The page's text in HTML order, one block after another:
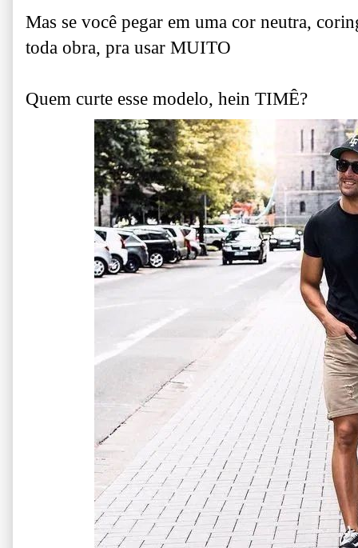
Mas se você pegar em uma cor neutra,
toda obra, pra usar MUITO
Quem curte esse modelo, hein TIMÊ?